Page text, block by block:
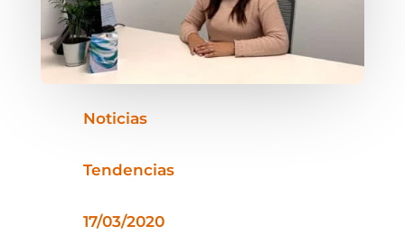
Noticias
Tendencias
17/03/2020